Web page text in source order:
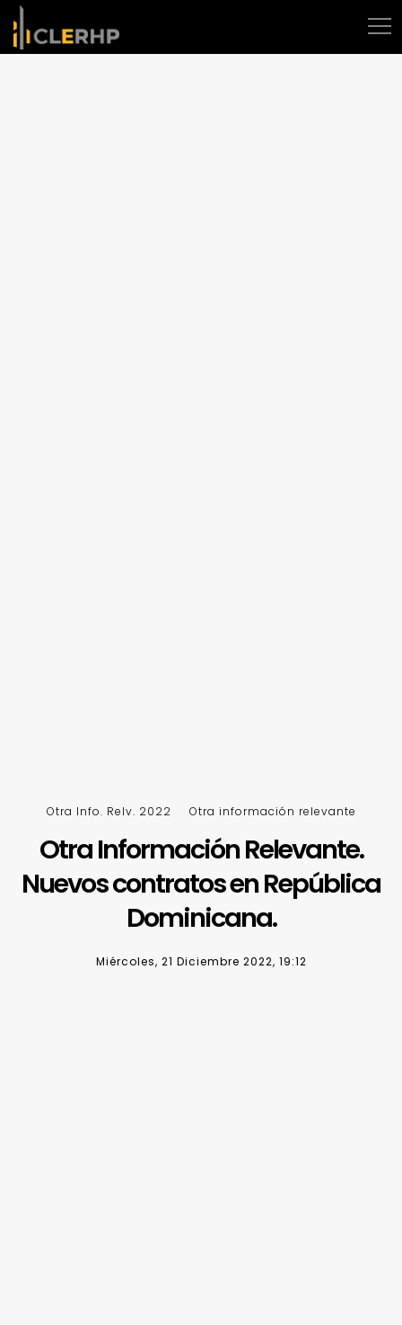
Otra Info. Relv. 2022 Otra información relevante
Otra Información Relevante.
Nuevos contratos en República
Dominicana.
Miércoles, 21 Diciembre 2022, 19:12